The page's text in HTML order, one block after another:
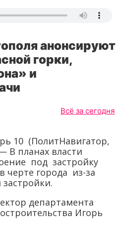
анонсируют
горки,
и
Всё за сегодня
10 (ПолитНавигатор,
В планах власти
под застройку
черте города из-за
департамента
Игорь